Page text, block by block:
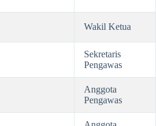
Wakil Ketua
Sekretaris
Pengawas
Anggota
Pengawas